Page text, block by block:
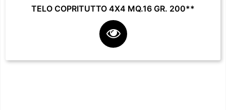
TELO COPRITUTTO 4X4 MQ.16 GR. 200**